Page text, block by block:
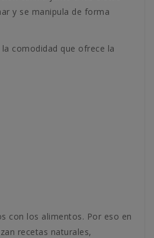
y se manipula de forma
comodidad que ofrece la
con los alimentos. Por eso en
recetas naturales,